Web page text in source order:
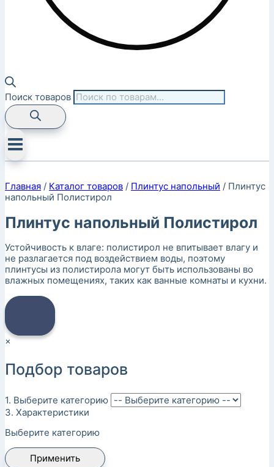
Поиск товаров
Главная / Каталог товаров / Плинтус напольный / Плинтус
напольный Полистирол
Плинтус напольный Полистирол
Устойчивость к влаге: полистирол не впитывает влагу и
не разлагается под воздействием воды, поэтому
плинтусы из полистирола могут быть использованы во
влажных помещениях, таких как ванные комнаты и кухни.
×
Подбор товаров
1. Выберите категорию
3. Характеристики
Выберите категорию
Применить